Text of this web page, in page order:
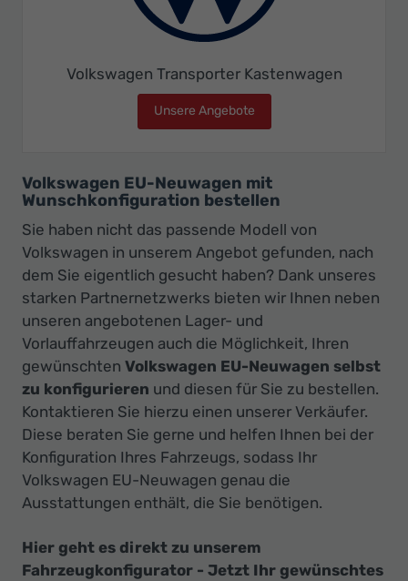
Volkswagen Transporter Kastenwagen
Unsere Angebote
Volkswagen EU-Neuwagen mit
Wunschkonfiguration bestellen
Sie haben nicht das passende Modell von
Volkswagen in unserem Angebot gefunden, nach
dem Sie eigentlich gesucht haben? Dank unseres
starken Partnernetzwerks bieten wir Ihnen neben
unseren angebotenen Lager- und
Vorlauffahrzeugen auch die Möglichkeit, Ihren
gewünschten Volkswagen EU-Neuwagen selbst
zu konfigurieren und diesen für Sie zu bestellen.
Kontaktieren Sie hierzu einen unserer Verkäufer.
Diese beraten Sie gerne und helfen Ihnen bei der
Konfiguration Ihres Fahrzeugs, sodass Ihr
Volkswagen EU-Neuwagen genau die
Ausstattungen enthält, die Sie benötigen.
Hier geht es direkt zu unserem
Fahrzeugkonfigurator - Jetzt Ihr gewünschtes